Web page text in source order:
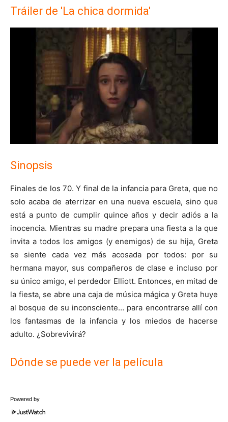
Tráiler de 'La chica dormida'
Sinopsis
Finales de los 70. Y final de la infancia para Greta, que no
solo acaba de aterrizar en una nueva escuela, sino que
está a punto de cumplir quince años y decir adiós a la
inocencia. Mientras su madre prepara una fiesta a la que
invita a todos los amigos (y enemigos) de su hija, Greta
se siente cada vez más acosada por todos: por su
hermana mayor, sus compañeros de clase e incluso por
su único amigo, el perdedor Elliott. Entonces, en mitad de
la fiesta, se abre una caja de música mágica y Greta huye
al bosque de su inconsciente… para encontrarse allí con
los fantasmas de la infancia y los miedos de hacerse
adulto. ¿Sobrevivirá?
Dónde se puede ver la película
Powered by